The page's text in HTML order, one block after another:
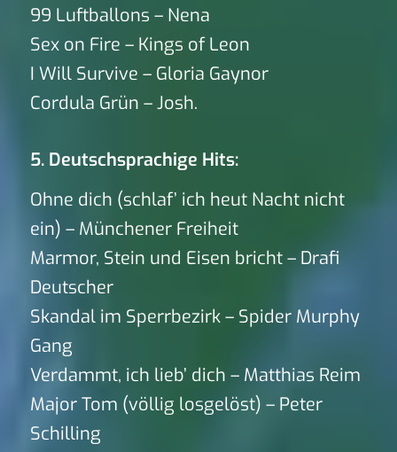
99 Luftballons – Nena
Sex on Fire – Kings of Leon
I Will Survive – Gloria Gaynor
Cordula Grün – Josh.
5. Deutschsprachige Hits:
Ohne dich (schlaf’ ich heut Nacht nicht
ein) – Münchener Freiheit
Marmor, Stein und Eisen bricht – Drafi
Deutscher
Skandal im Sperrbezirk – Spider Murphy
Gang
Verdammt, ich lieb’ dich – Matthias Reim
Major Tom (völlig losgelöst) – Peter
Schilling